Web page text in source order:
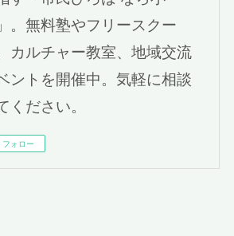
。無料塾やフリースクー
カルチャー教室、地域交流
ントを開催中。気軽に相談
ください。
フォロー